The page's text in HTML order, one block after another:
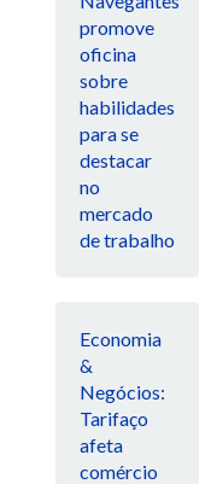
promove
oficina
sobre
habilidades
para se
destacar
no
mercado
de trabalho
Economia
&
Negócios:
Tarifaço
afeta
comércio